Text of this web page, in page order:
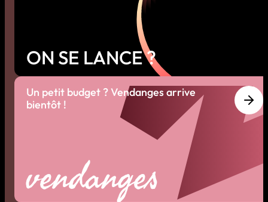
ON SE LANCE ?
Un petit budget ? Vendanges arrive
bientôt !
vendanges